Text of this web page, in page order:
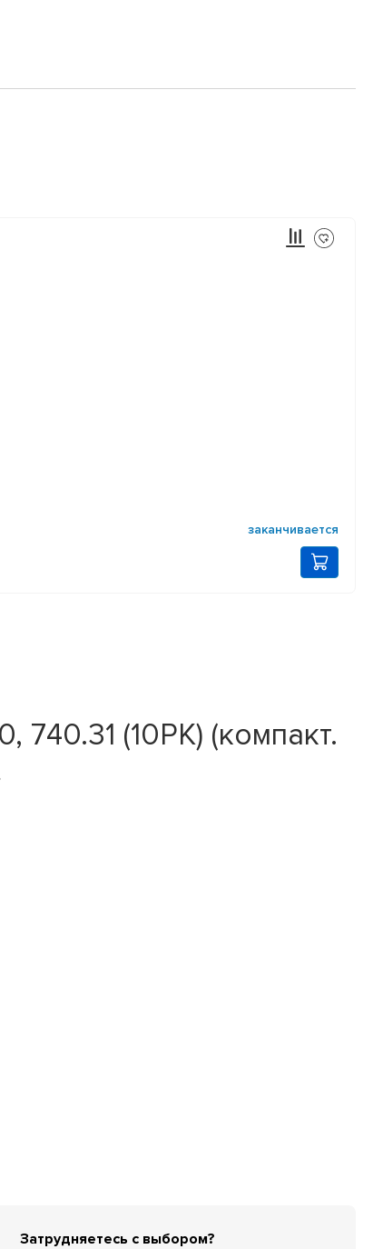
заканчивается
(10PK) (компакт.
Затрудняетесь с выбором?